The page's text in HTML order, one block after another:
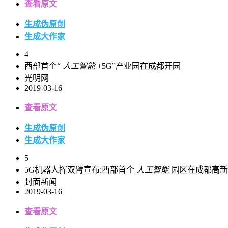
查看原文
生成伪原创
生成大作家
4
西部首个“ 人工智能+5G”产业园在成都开园
光明网
2019-03-16
查看原文
生成伪原创
生成大作家
5
5G机器人挥双臂宣布:西部首个 人工智能 园区在成都高
封面新闻
2019-03-16
查看原文